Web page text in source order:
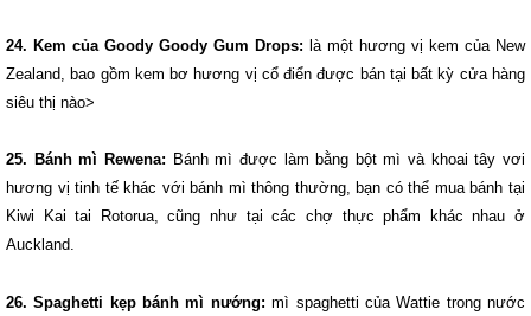
24. Kem của Goody Goody Gum Drops: là một hương vị kem của New
Zealand, bao gồm kem bơ hương vị cổ điển được bán tại bất kỳ cửa hàng
siêu thị nào>
25. Bánh mì Rewena: Bánh mì được làm bằng bột mì và khoai tây vơi
hương vị tinh tế khác với bánh mì thông thường, bạn có thể mua bánh tại
Kiwi Kai tai Rotorua, cũng như tại các chợ thực phẩm khác nhau ở
Auckland.
26. Spaghetti kẹp bánh mì nướng: mì spaghetti của Wattie trong nước